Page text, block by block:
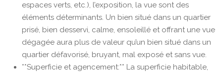
espaces verts, etc.), l’exposition, la vue sont des
éléments déterminants. Un bien situé dans un quartier
prisé, bien desservi, calme, ensoleillé et offrant une vue
dégagée aura plus de valeur qu’un bien situé dans un
quartier défavorisé, bruyant, mal exposé et sans vue.
**Superficie et agencement:** La superficie habitable,